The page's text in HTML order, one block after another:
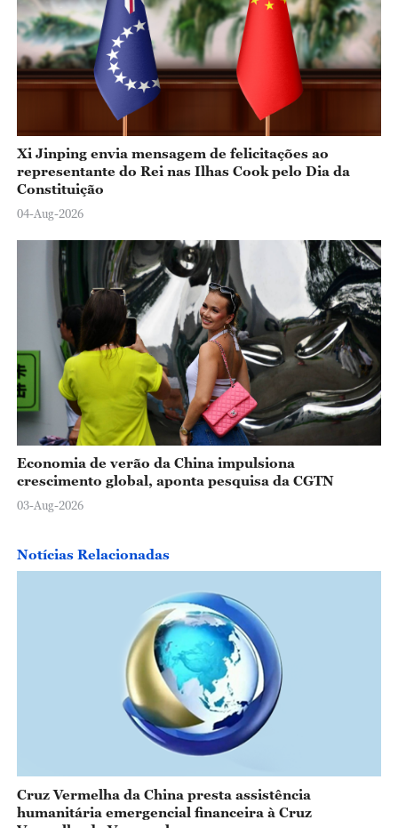
Xi Jinping envia mensagem de felicitações ao
representante do Rei nas Ilhas Cook pelo Dia da
Constituição
04-Aug-2026
Economia de verão da China impulsiona
crescimento global, aponta pesquisa da CGTN
03-Aug-2026
Notícias Relacionadas
Cruz Vermelha da China presta assistência
humanitária emergencial financeira à Cruz